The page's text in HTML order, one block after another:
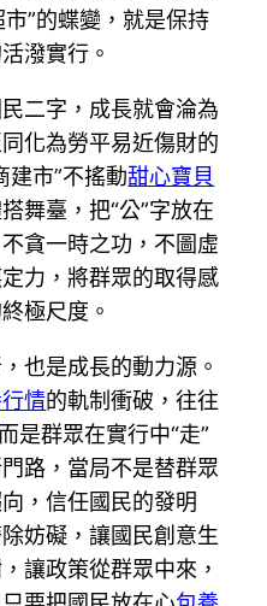
市”的蝶變，就是保持
潑實行。
二字，成長就會淪為
化為勞平易近傷財的
建市”不搖動甜心寶貝
舞臺，把“公”字放在
貪一時之功，不圖虛
力，將群眾的取得感
極尺度。
也是成長的動力源。
情的軌制衝破，往往
是群眾在實行中“走”
路，當局不是替群眾
，信任國民的發明
妨礙，讓國民創意生
讓政策從群眾中來，